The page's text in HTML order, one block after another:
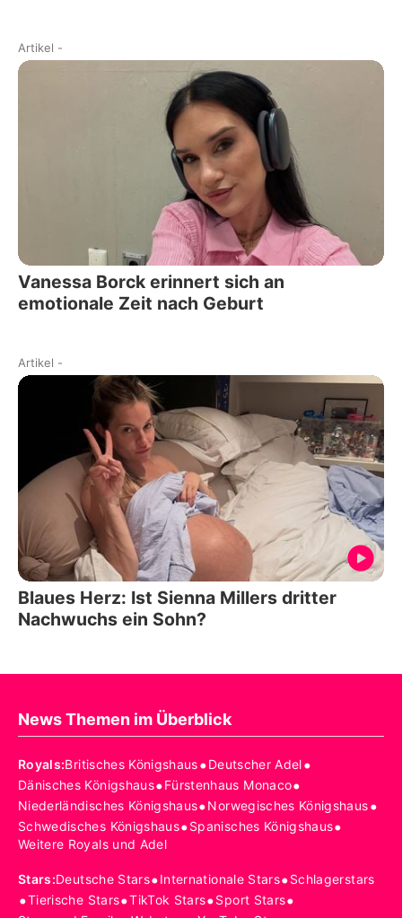
Artikel -
Vanessa Borck erinnert sich an
emotionale Zeit nach Geburt
Artikel -
Blaues Herz: Ist Sienna Millers dritter
Nachwuchs ein Sohn?
News Themen im Überblick
Royals:Britisches Königshaus•Deutscher Adel•
Dänisches Königshaus•Fürstenhaus Monaco•
Niederländisches Königshaus•Norwegisches Königshaus•
Schwedisches Königshaus•Spanisches Königshaus•
Weitere Royals und Adel
Stars:Deutsche Stars•Internationale Stars•Schlagerstars
•Tierische Stars•TikTok Stars•Sport Stars•